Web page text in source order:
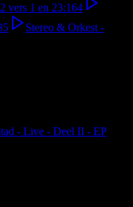
vers 1 en 23:164
5
Stereo & Orkest -
- Live - Deel II - EP